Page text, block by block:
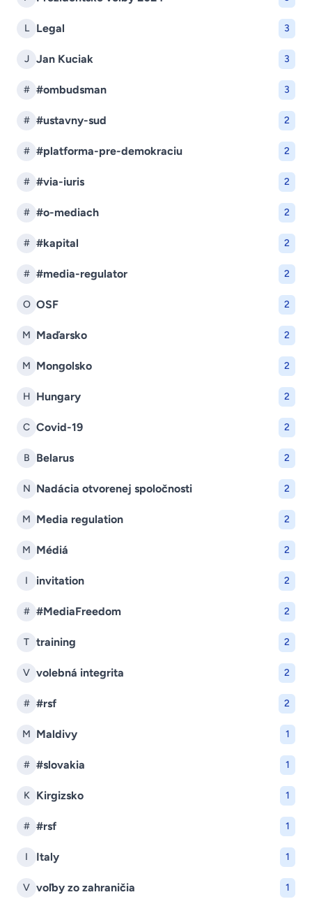
L Legal 3
J Jan Kuciak 3
# #ombudsman 3
# #ustavny-sud 2
# #platforma-pre-demokraciu 2
# #via-iuris 2
# #o-mediach 2
# #kapital 2
# #media-regulator 2
O OSF 2
M Maďarsko 2
M Mongolsko 2
H Hungary 2
C Covid-19 2
B Belarus 2
N Nadácia otvorenej spoločnosti 2
M Media regulation 2
M Médiá 2
I invitation 2
# #MediaFreedom 2
T training 2
V volebná integrita 2
# #rsf 2
M Maldivy 1
# #slovakia 1
K Kirgizsko 1
# #rsf 1
I Italy 1
V voľby zo zahraničia 1